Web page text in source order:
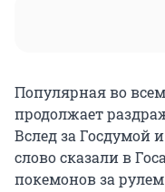
Популярная во
продолжает
Вслед за Госдумой
слово сказали в
покемонов за